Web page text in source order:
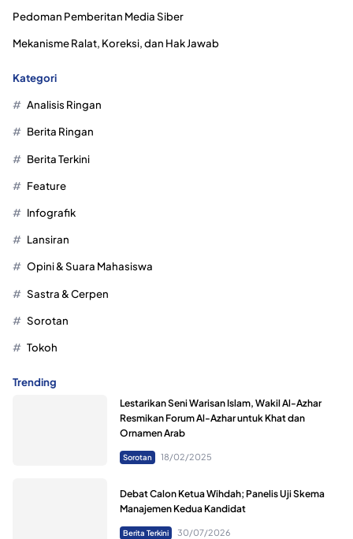
Pedoman Pemberitan Media Siber
Mekanisme Ralat, Koreksi, dan Hak Jawab
Kategori
Analisis Ringan
Berita Ringan
Berita Terkini
Feature
Infografik
Lansiran
Opini & Suara Mahasiswa
Sastra & Cerpen
Sorotan
Tokoh
Trending
Lestarikan Seni Warisan Islam, Wakil Al-Azhar
Resmikan Forum Al-Azhar untuk Khat dan
Ornamen Arab
Sorotan 18/02/2025
Debat Calon Ketua Wihdah; Panelis Uji Skema
Manajemen Kedua Kandidat
Berita Terkini 30/07/2026